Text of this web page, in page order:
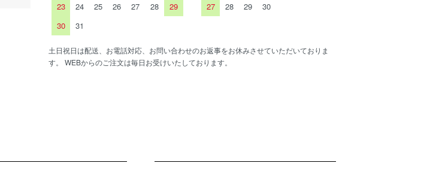
23
24 25 26 27 28
29
30
31
27
28 29 30
土日祝日は配送、お電話対応、お問い合わせのお返事をお休みさせていただいておりま
す。 WEBからのご注文は毎日お受けいたしております。